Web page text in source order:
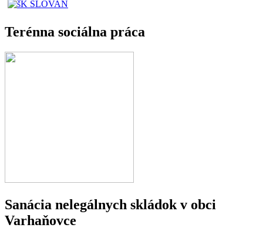
Terénna sociálna práca
Sanácia nelegálnych skládok v obci
Varhaňovce